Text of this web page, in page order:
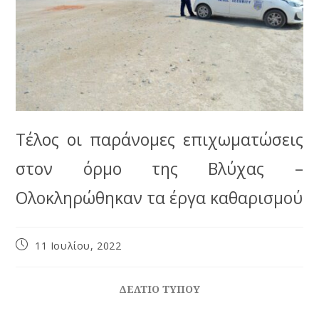
Τέλος οι παράνομες επιχωματώσεις
στον όρμο της Βλύχας –
Ολοκληρώθηκαν τα έργα καθαρισμού
11 Ιουλίου, 2022
ΔΕΛΤΙΟ ΤΥΠΟΥ